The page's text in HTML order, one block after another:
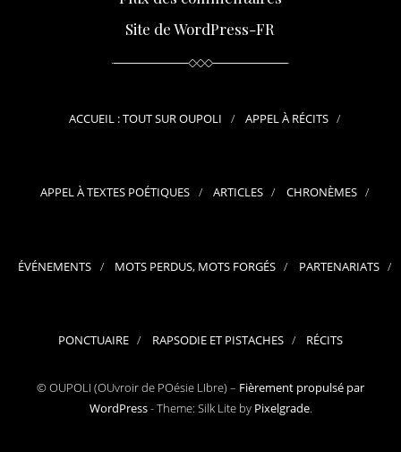
Site de WordPress-FR
ACCUEIL : TOUT SUR OUPOLI APPEL À RÉCITS
APPEL À TEXTES POÉTIQUES ARTICLES CHRONÈMES
ÉVÉNEMENTS MOTS PERDUS, MOTS FORGÉS PARTENARIATS
PONCTUAIRE RAPSODIE ET PISTACHES RÉCITS
© OUPOLI (OUvroir de POésie LIbre) – Fièrement propulsé par
WordPress-Theme: Silk Lite by Pixelgrade.